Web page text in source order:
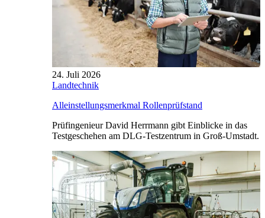
24. Juli 2026
Landtechnik
Alleinstellungsmerkmal Rollenprüfstand
Prüfingenieur David Herrmann gibt Einblicke in das
Testgeschehen am DLG-Testzentrum in Groß-Umstadt.